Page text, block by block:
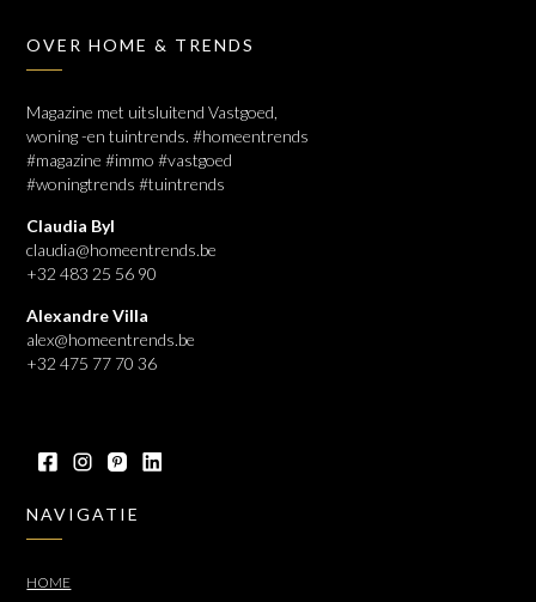
OVER HOME & TRENDS
Magazine met uitsluitend Vastgoed,
woning -en tuintrends. #homeentrends
#magazine #immo #vastgoed
#woningtrends #tuintrends
Claudia Byl
claudia@homeentrends.be
+32 483 25 56 90
Alexandre Villa
alex@homeentrends.be
+32 475 77 70 36
NAVIGATIE
HOME